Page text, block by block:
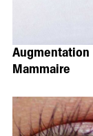
Augmentation
Mammaire